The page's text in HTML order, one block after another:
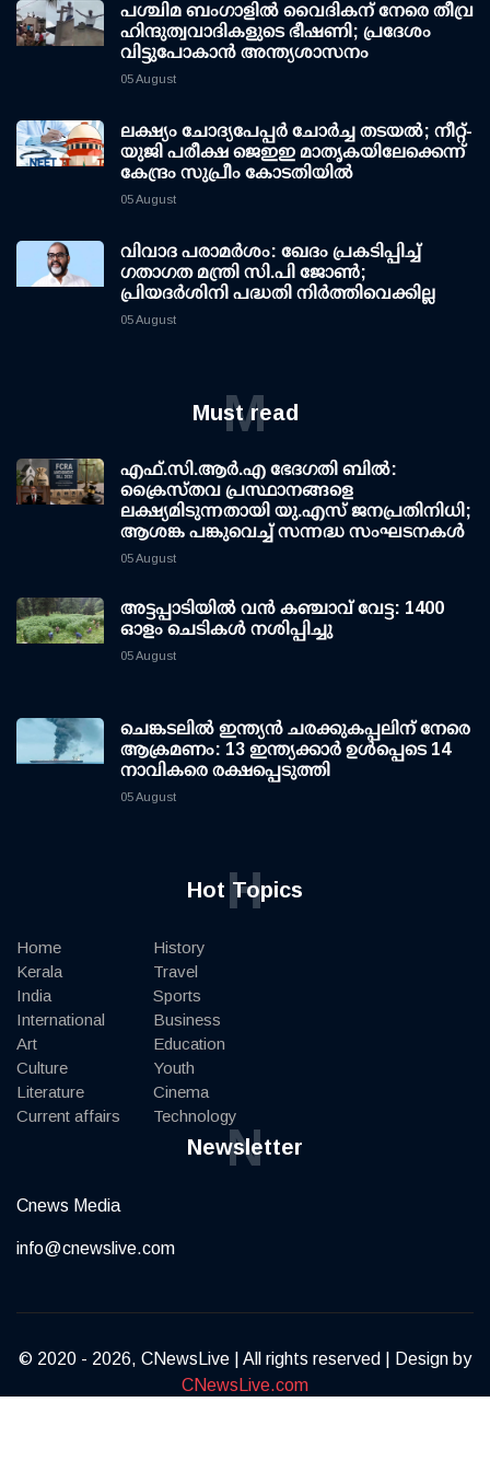
പശ്ചിമ ബംഗാളിൽ വൈദികന് നേരെ തീവ്ര
ഹിന്ദുത്വവാദികളുടെ ഭീഷണി; പ്രദേശം
വിട്ടുപോകാൻ അന്ത്യശാസനം
05 August
ലക്ഷ്യം ചോദ്യപേപ്പര്‍ ചോര്‍ച്ച തടയല്‍; നീറ്റ്-
യുജി പരീക്ഷ ജെഇഇ മാതൃകയിലേക്കെന്ന്
കേന്ദ്രം സുപ്രീം കോടതിയില്‍
05 August
വിവാദ പരാമര്‍ശം: ഖേദം പ്രകടിപ്പിച്ച്
ഗതാഗത മന്ത്രി സി.പി ജോണ്‍;
പ്രിയദര്‍ശിനി പദ്ധതി നിര്‍ത്തിവെക്കില്ല
05 August
Must read
M
എഫ്.സി.ആര്‍.എ ഭേദഗതി ബില്‍:
ക്രൈസ്തവ പ്രസ്ഥാനങ്ങളെ
ലക്ഷ്യമിടുന്നതായി യു.എസ് ജനപ്രതിനിധി;
ആശങ്ക പങ്കുവെച്ച് സന്നദ്ധ സംഘടനകള്‍
05 August
അട്ടപ്പാടിയില്‍ വന്‍ കഞ്ചാവ് വേട്ട: 1400
ഓളം ചെടികള്‍ നശിപ്പിച്ചു
05 August
ചെങ്കടലില്‍ ഇന്ത്യന്‍ ചരക്കുകപ്പലിന് നേരെ
ആക്രമണം: 13 ഇന്ത്യക്കാര്‍ ഉള്‍പ്പെടെ 14
നാവികരെ രക്ഷപ്പെടുത്തി
05 August
Hot Topics
H
Home
Kerala
India
International
Art
Culture
Literature
Current affairs
History
Travel
Sports
Business
Education
Youth
Cinema
Technology
Newsletter
N
Cnews Media
info@cnewslive.com
© 2020 - 2026, CNewsLive | All rights reserved | Design by
CNewsLive.com